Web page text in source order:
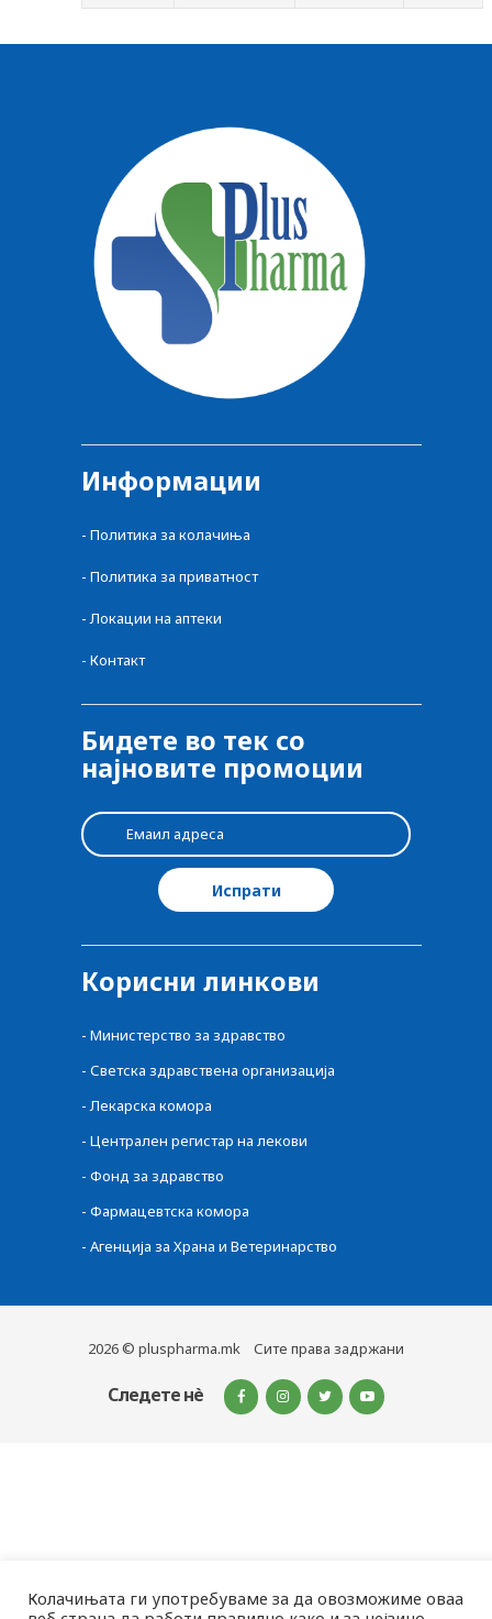
Информации
- Политика за колачиња
- Политика за приватност
-Локации на аптеки
- Контакт
Бидете во тек со
најновите промоции
Корисни линкови
- Министерство за здравство
- Светска здравствена организација
-Лекарска комора
- Централен регистар на лекови
- Фонд за здравство
- Фармацевтска комора
- Агенција за Храна и Ветеринарство
2026 © pluspharma.mk Сите права задржани
Следете нè
Колачињата ги употребуваме за да овозможиме оваа